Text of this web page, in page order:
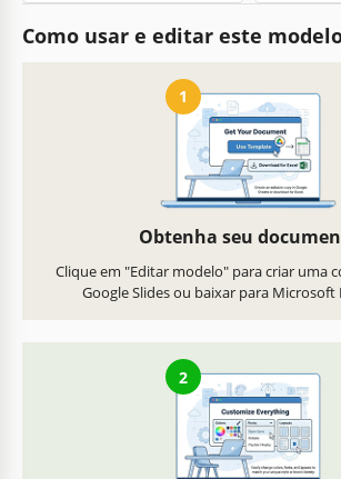
Como usar e editar este
1
Obtenha seu
Clique em "Editar modelo" para criar uma
Google Slides ou baixar para
2